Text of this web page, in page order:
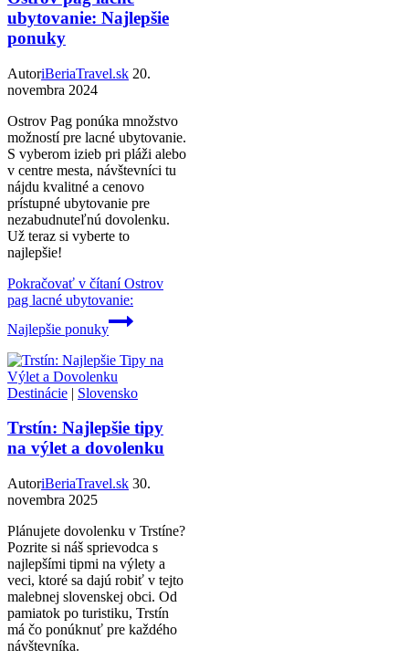
ubytovanie: Najlepšie
ponuky
AutoriBeriaTravel.sk 20.
novembra 2024
Ostrov Pag ponúka množstvo
možností pre lacné ubytovanie.
S vyberom izieb pri pláži alebo
v centre mesta, návštevníci tu
nájdu kvalitné a cenovo
prístupné ubytovanie pre
nezabudnuteľnú dovolenku.
Už teraz si vyberte to
najlepšie!
Pokračovať v čítaníOstrov
pag lacné ubytovanie:
Najlepšie ponuky
Destinácie | Slovensko
Trstín: Najlepšie tipy
na výlet a dovolenku
AutoriBeriaTravel.sk 30.
novembra 2025
Plánujete dovolenku v Trstíne?
Pozrite si náš sprievodca s
najlepšími tipmi na výlety a
veci, ktoré sa dajú robiť v tejto
malebnej slovenskej obci. Od
pamiatok po turistiku, Trstín
má čo ponúknuť pre každého
návštevníka.